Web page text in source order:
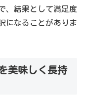
、結果として満足度
になることがありま
美味しく長持